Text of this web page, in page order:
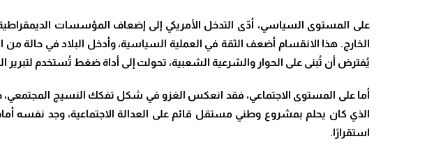
على المستوى السياسي، أدّى التدخل الأمريكي إلى إضعاف المؤسسات
الخارج. هذا الانقسام أضعف الثقة في العملية السياسية، وأدخل البلاد في
يُفترض أن تُبنى على الحوار والشرعية الشعبية، تحولت إلى أداة ضغط تُستخدم لتبرير
أما على المستوى الاجتماعي، فقد انعكس الغزو في شكل تفكك النسيج المجتمعي،
الذي كان يحلم بمشروع وطني مستقل قائم على العدالة الاجتماعية، وجد نفسه
استقرارًا.